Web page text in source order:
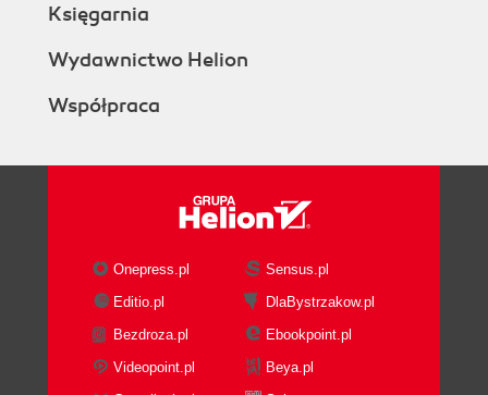
Proszę się odsunąć i nie dotykać aparatu,
madame (274)
Bądź wybredna (275)
Nie bój się (280)
Uwagi o prawie autorskim (281)
Skorowidz (282)
Księgarnia
Wydawnictwo Helion
Współpraca
Onepress.pl
Sensus.pl
Editio.pl
DlaBystrzakow.pl
Bezdroza.pl
Ebookpoint.pl
Videopoint.pl
Beya.pl